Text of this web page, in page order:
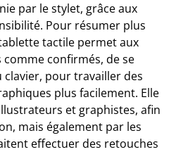
par le stylet, grâce aux
Pour résumer plus
tactile permet aux
confirmés, de se
clavier, pour travailler des
plus facilement. Elle
et graphistes, afin
mais également par les
effectuer des retouches